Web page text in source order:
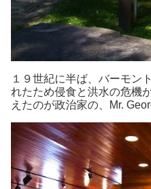
１９世紀に半ば、バーモン
れたため侵食と洪水の危機
えたのが政治家の、Mr.